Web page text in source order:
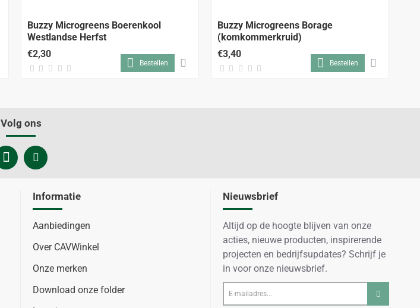
Buzzy Microgreens Boerenkool
Westlandse Herfst
€2,30
Bestellen
Buzzy Microgreens Borage
(komkommerkruid)
€3,40
Bestellen
Volg ons
Informatie
Aanbiedingen
Over CAVWinkel
Onze merken
Download onze folder
Nieuwsbrief
Altijd op de hoogte blijven van onze
acties, nieuwe producten, inspirerende
projecten en bedrijfsupdates? Schrijf je
in voor onze nieuwsbrief.
E-
mailadres...